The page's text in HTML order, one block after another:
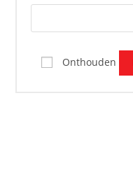
Onthouden